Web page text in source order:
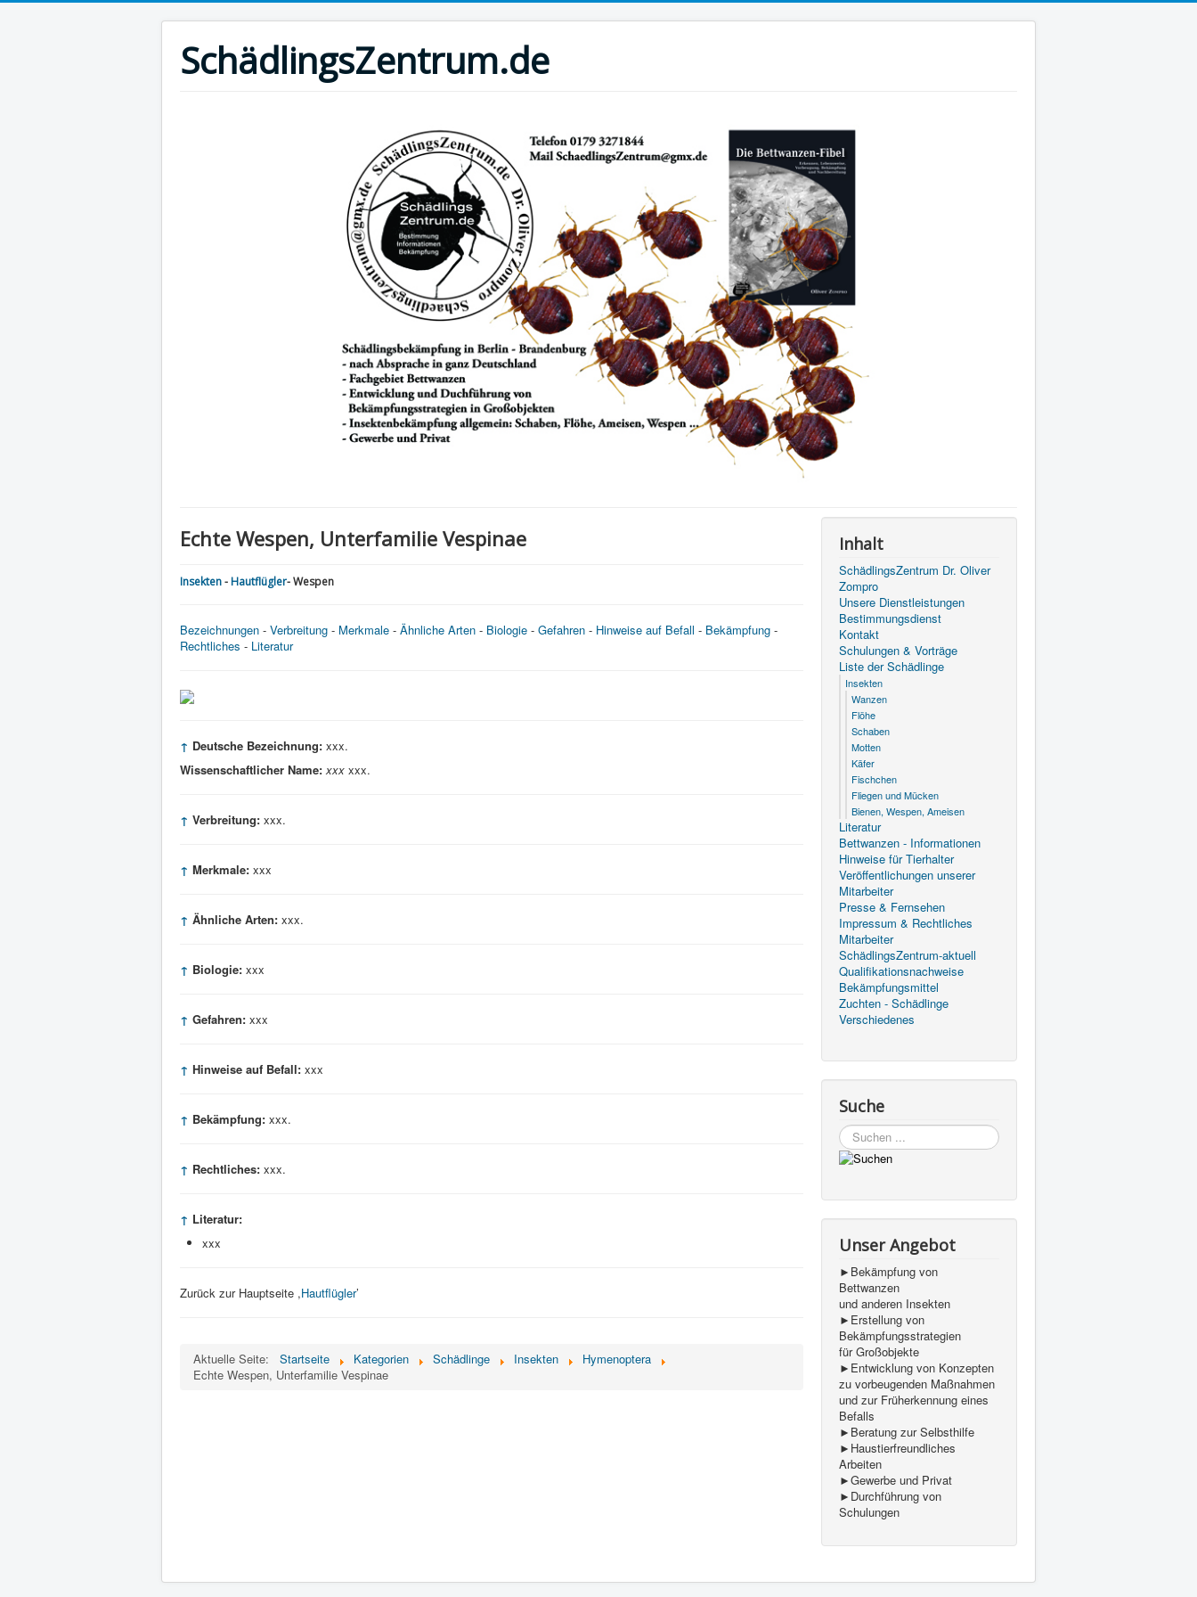
SchädlingsZentrum.de
Echte Wespen, Unterfamilie Vespinae
Insekten-Hautflügler- Wespen
Bezeichnungen - Verbreitung - Merkmale - Ähnliche Arten - Biologie - Gefahren - Hinweise auf Befall - Bekämpfung -
Rechtliches - Literatur
↑ Deutsche Bezeichnung: xxx.
Wissenschaftlicher Name: xxx xxx.
↑ Verbreitung: xxx.
↑ Merkmale: xxx
↑ Ähnliche Arten: xxx.
↑ Biologie: xxx
↑ Gefahren: xxx
↑ Hinweise auf Befall: xxx
↑ Bekämpfung: xxx.
↑ Rechtliches: xxx.
↑ Literatur:
xxx
Zurück zur Hauptseite ,Hautflügler’
Aktuelle Seite: Startseite Kategorien Schädlinge Insekten
Hymenoptera
Echte Wespen, Unterfamilie Vespinae
Inhalt
SchädlingsZentrum Dr. Oliver
Zompro
Unsere Dienstleistungen
Bestimmungsdienst
Kontakt
Schulungen & Vorträge
Liste der Schädlinge
Insekten
Wanzen
Flöhe
Schaben
Motten
Käfer
Fischchen
Fliegen und Mücken
Bienen, Wespen, Ameisen
Literatur
Bettwanzen - Informationen
Hinweise für Tierhalter
Veröffentlichungen unserer
Mitarbeiter
Presse & Fernsehen
Impressum & Rechtliches
Mitarbeiter
SchädlingsZentrum-aktuell
Qualifikationsnachweise
Bekämpfungsmittel
Zuchten - Schädlinge
Verschiedenes
Suche
Suchen
...
Unser Angebot
►Bekämpfung von
Bettwanzen
und anderen Insekten
►Erstellung von
Bekämpfungsstrategien
für Großobjekte
►Entwicklung von Konzepten
zu vorbeugenden Maßnahmen
und zur Früherkennung eines
Befalls
►Beratung zur Selbsthilfe
►Haustierfreundliches
Arbeiten
►Gewerbe und Privat
►Durchführung von
Schulungen